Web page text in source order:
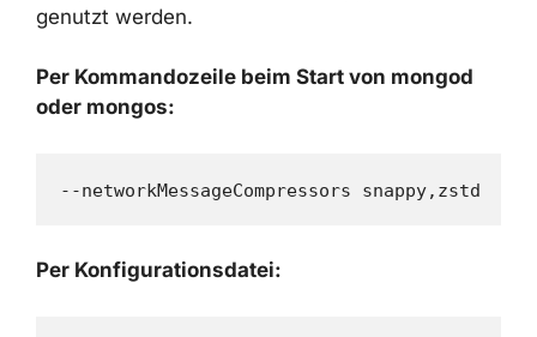
empfiehlt MongoDB als
deaktivieren. Stattdessen können alternative
Kompressionsverfahren wie
Per Kommandozeile beim Start von mongod